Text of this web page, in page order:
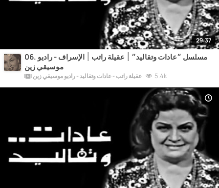
29:37
06. مسلسل ״عادات وتقاليد״ ׀ عقيلة راتب ׀ الإسراف - راديو
موسيقي زين
عقيلة راتب - عادات وتقاليد - راديو موسيقي زين 5.4k